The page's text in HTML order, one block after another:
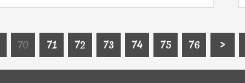
10
20
30
40
50
60
70 71 72 73 74 75 76 >